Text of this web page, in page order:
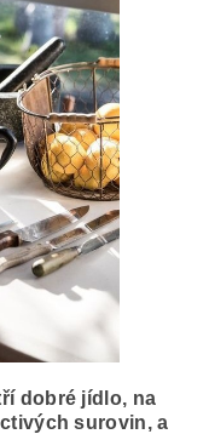
dobré jídlo, na
surovin, a